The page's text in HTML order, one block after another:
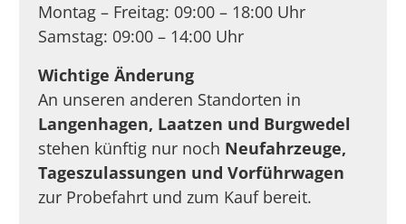
Montag – Freitag: 09:00 – 18:00 Uhr
Samstag: 09:00 – 14:00 Uhr
Wichtige Änderung
An unseren anderen Standorten in
Langenhagen, Laatzen und Burgwedel
stehen künftig nur noch Neufahrzeuge,
Tageszulassungen und Vorführwagen
zur Probefahrt und zum Kauf bereit.